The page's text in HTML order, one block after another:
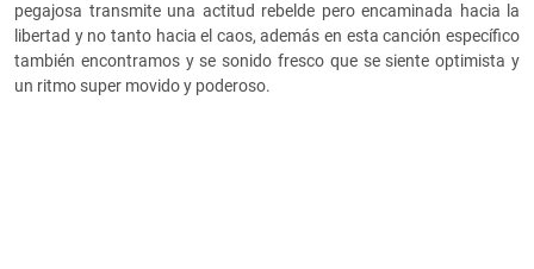
pegajosa transmite una actitud rebelde pero encaminada hacia la
libertad y no tanto hacia el caos, además en esta canción específico
también encontramos y se sonido fresco que se siente optimista y
un ritmo super movido y poderoso.